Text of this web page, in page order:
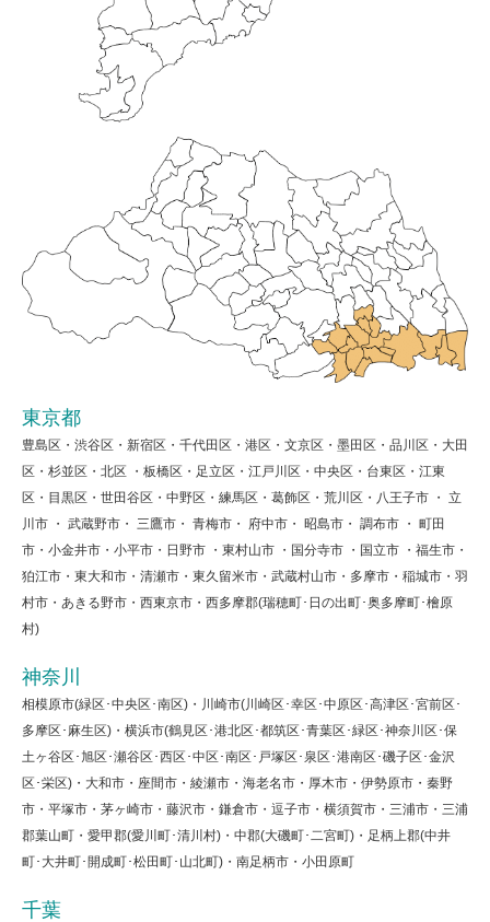
東京都
豊島区・渋谷区・新宿区・千代田区・港区・文京区・墨田区・品川区・大田
区・杉並区・北区 ・板橋区・足立区・江戸川区・中央区・台東区・江東
区・目黒区・世田谷区・中野区・練馬区・葛飾区・荒川区・八王子市 ・ 立
川市 ・ 武蔵野市・ 三鷹市・ 青梅市・ 府中市・ 昭島市・ 調布市 ・ 町田
市・小金井市・小平市・日野市 ・東村山市 ・国分寺市 ・国立市 ・福生市・
狛江市・東大和市・清瀬市・東久留米市・武蔵村山市・多摩市・稲城市・羽
村市・あきる野市・西東京市・西多摩郡(瑞穂町･日の出町･奥多摩町･檜原
村)
神奈川
相模原市(緑区･中央区･南区)・川崎市(川崎区･幸区･中原区･高津区･宮前区･
多摩区･麻生区)・横浜市(鶴見区･港北区･都筑区･青葉区･緑区･神奈川区･保
土ヶ谷区･旭区･瀬谷区･西区･中区･南区･戸塚区･泉区･港南区･磯子区･金沢
区･栄区)・大和市・座間市・綾瀬市・海老名市・厚木市・伊勢原市・秦野
市・平塚市・茅ヶ崎市・藤沢市・鎌倉市・逗子市・横須賀市・三浦市・三浦
郡葉山町・愛甲郡(愛川町･清川村)・中郡(大磯町･二宮町)・足柄上郡(中井
町･大井町･開成町･松田町･山北町)・南足柄市・小田原町
千葉